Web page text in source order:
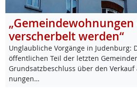
verscherbelt werden“
Un­glaub­li­che Vor­gän­ge in Ju­den­burg:
öf­f­ent­li­chen Teil der letz­ten
Grund­satz­be­schluss über den
nun­gen…